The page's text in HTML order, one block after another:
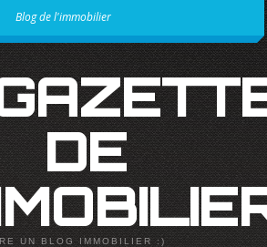
Blog de l'immobilier
DE
UN BLOG IMMOBILIER :)